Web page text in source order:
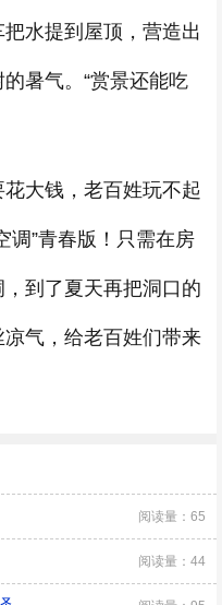
水提到屋顶，营造出
暑气。“赏景还能吃
大钱，老百姓玩不起
调”青春版！只需在房
到了夏天再把洞口的
气，给老百姓们带来
阅读量：65
阅读量：44